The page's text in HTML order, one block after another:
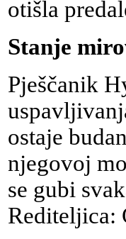
otišla
Stanje
Pješčanik
ostaje
njegovoj
se gubi
Rediteljica: